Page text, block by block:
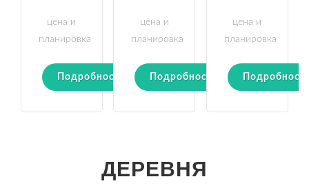
цена и
планировка
Подробности
цена и
планировка
Подробности
цена и
планировка
ДЕРЕВНЯ